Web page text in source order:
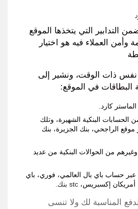
التدابير التي يتخذها الموقع
العملاء فيه هو اختيار
نفس ذات الوقت، ونشير إلى
البطاقات في الموقع:
كارد.
البنكية الشهيرة، وتلك
الراجحي، بنك الجزيرة، بنك
وغيرهم من الحوالات البنكية من عديد
عبر حساب باي بال العالمي، فوري، باي
إكسبريس، stc بنك
المناسبة لك ولا تنسى